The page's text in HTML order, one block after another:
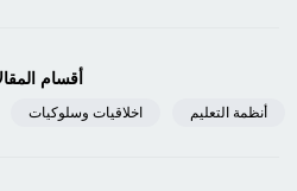
أقسام
أنظمة التعليم اخلاقيات وسلوكيات